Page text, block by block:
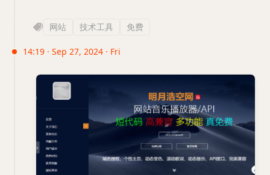
网站 技术工具 免费
14:19 · Sep 27, 2024 · Fri